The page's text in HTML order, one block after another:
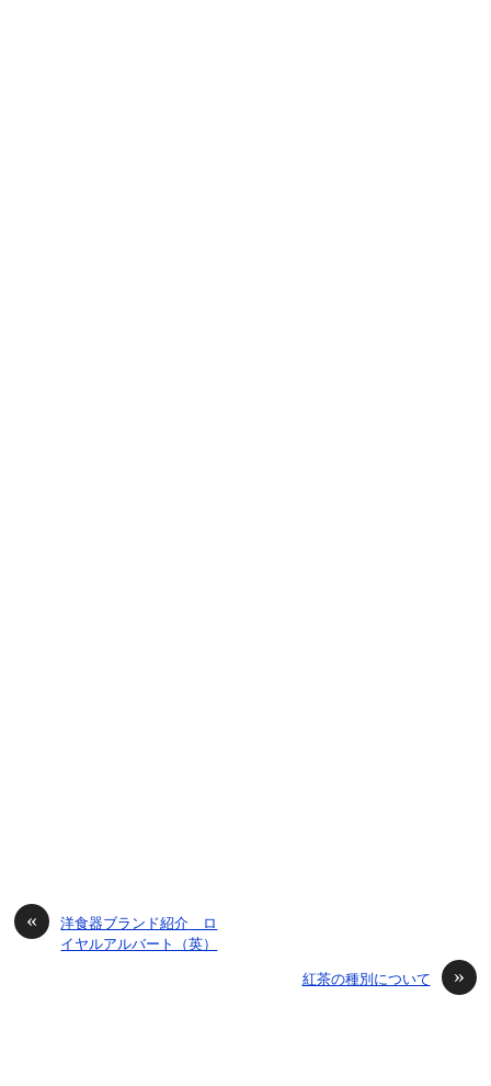
«
洋食器ブランド紹介 ロ
イヤルアルバート（英）
»
紅茶の種別について